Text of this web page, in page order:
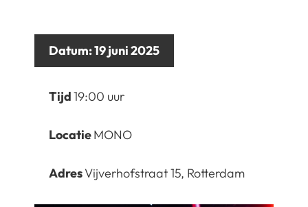
Datum:19 juni 2025
Tijd19:00 uur
LocatieMONO
AdresVijverhofstraat 15, Rotterdam